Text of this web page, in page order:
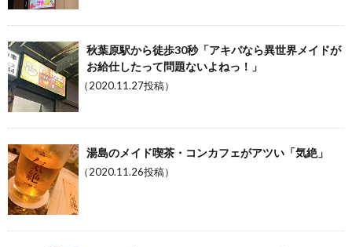
秋葉原駅から徒歩30秒「アキバなら異世界メイドが
お給仕したって問題ないよねっ！」
（2020.11.27投稿）
湯島のメイド喫茶・コンカフェがアツい「気絶」
（2020.11.26投稿）